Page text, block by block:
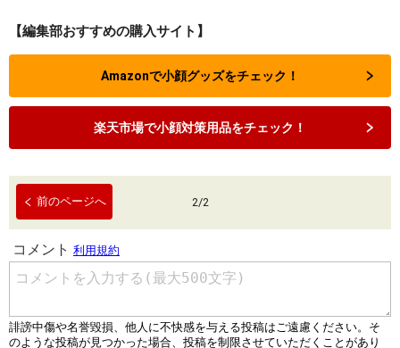
【編集部おすすめの購入サイト】
Amazonで小顔グッズをチェック！
楽天市場で小顔対策用品をチェック！
前のページへ 2/2